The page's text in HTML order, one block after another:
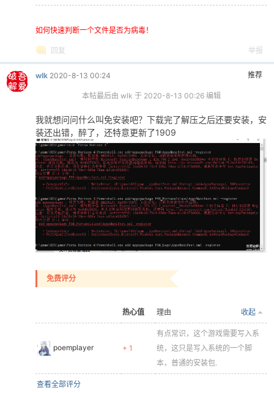
如何快速判断一个文件是否为病毒！
回复 举报
推荐
wlk 2020-8-13 00:24
本帖最后由 wlk 于 2020-8-13 00:26 编辑
我就想问问什么叫免安装吧？下载完了解压之后还要安装，安
装还出错，醉了，还特意更新了1909
免费评分
热心值 收起
理由
poemplayer + 1
有点常识，这个游戏需要写入系
统，这只是写入系统的一个脚
本，普通的安装包.
查看全部评分